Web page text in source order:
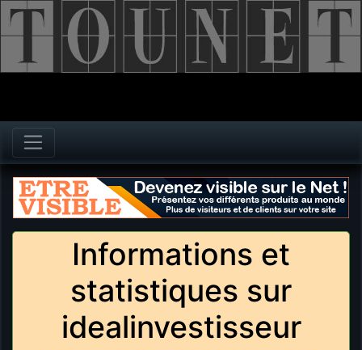
Informations et
statistiques sur
idealinvestisseur